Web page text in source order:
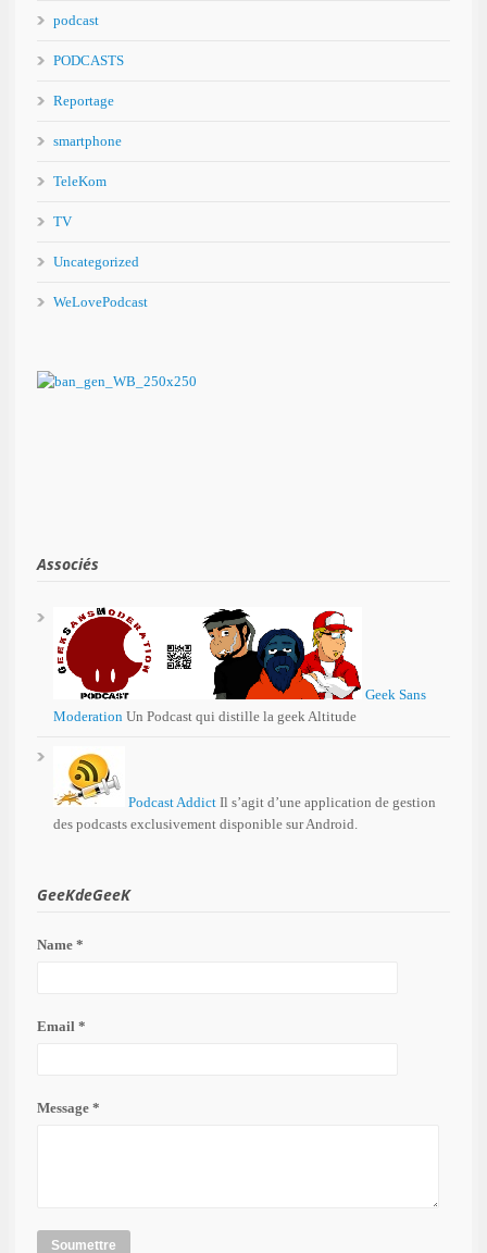
podcast
PODCASTS
Reportage
smartphone
TeleKom
TV
Uncategorized
WeLovePodcast
Associés
Geek Sans
Moderation Un Podcast qui distille la geek Altitude
Podcast Addict Il s’agit d’une application de gestion
des podcasts exclusivement disponible sur Android.
GeeKdeGeeK
Name *
Email *
Message *
Soumettre